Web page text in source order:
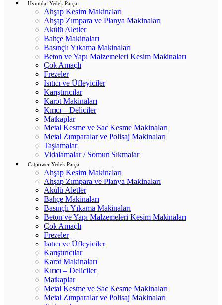
Hyundai Yedek Parça
Ahşap Kesim Makinaları
Ahşap Zımpara ve Planya Makinaları
Akülü Aletler
Bahçe Makinaları
Basınçlı Yıkama Makinaları
Beton ve Yapı Malzemeleri Kesim Makinaları
Çok Amaçlı
Frezeler
Isıtıcı ve Üfleyiciler
Karıştırıcılar
Karot Makinaları
Kırıcı – Deliciler
Matkaplar
Metal Kesme ve Sac Kesme Makinaları
Metal Zımparalar ve Polisaj Makinaları
Taşlamalar
Vidalamalar / Somun Sıkmalar
Catpower Yedek Parça
Ahşap Kesim Makinaları
Ahşap Zımpara ve Planya Makinaları
Akülü Aletler
Bahçe Makinaları
Basınçlı Yıkama Makinaları
Beton ve Yapı Malzemeleri Kesim Makinaları
Çok Amaçlı
Frezeler
Isıtıcı ve Üfleyiciler
Karıştırıcılar
Karot Makinaları
Kırıcı – Deliciler
Matkaplar
Metal Kesme ve Sac Kesme Makinaları
Metal Zımparalar ve Polisaj Makinaları